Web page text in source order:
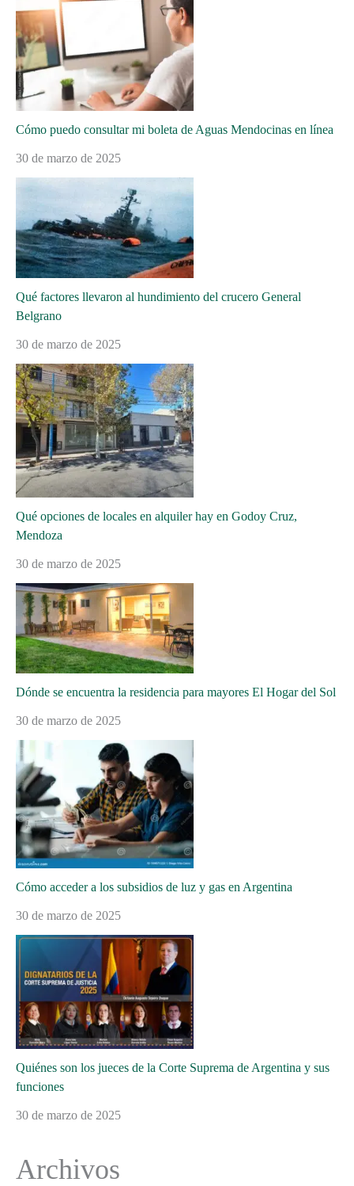
Cómo puedo consultar mi boleta de Aguas Mendocinas en línea
30 de marzo de 2025
Qué factores llevaron al hundimiento del crucero General
Belgrano
30 de marzo de 2025
Qué opciones de locales en alquiler hay en Godoy Cruz,
Mendoza
30 de marzo de 2025
Dónde se encuentra la residencia para mayores El Hogar del Sol
30 de marzo de 2025
Cómo acceder a los subsidios de luz y gas en Argentina
30 de marzo de 2025
Quiénes son los jueces de la Corte Suprema de Argentina y sus
funciones
30 de marzo de 2025
Archivos